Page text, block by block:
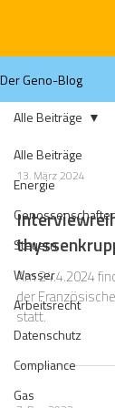
Der Geno-Blog
Alle Beiträge
Energie
Steuern
Wasser
Arbeitsrecht
Datenschutz
Compliance
Gas
Alle Beiträge
13. März 2024
Am 24.4.2024
der
statt.